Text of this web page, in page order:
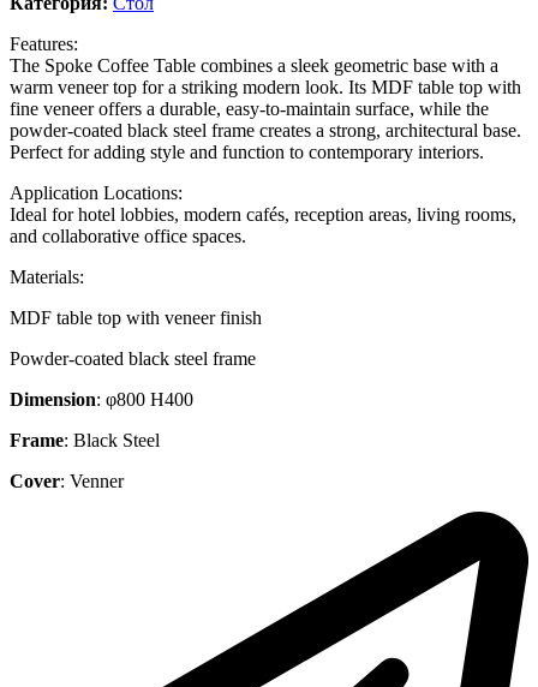
Features:
The Spoke Coffee Table combines a sleek geometric base with a
warm veneer top for a striking modern look. Its MDF table top with
fine veneer offers a durable, easy-to-maintain surface, while the
powder-coated black steel frame creates a strong, architectural base.
Perfect for adding style and function to contemporary interiors.
Application Locations:
Ideal for hotel lobbies, modern cafés, reception areas, living rooms,
and collaborative office spaces.
Materials:
MDF table top with veneer finish
Powder-coated black steel frame
Dimension: φ800 H400
Frame: Black Steel
Cover: Venner